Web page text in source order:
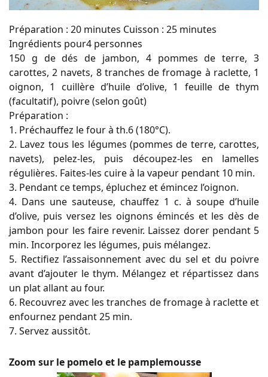
Préparation : 20 minutes Cuisson : 25 minutes
Ingrédients pour4 personnes
150 g de dés de jambon, 4 pommes de terre, 3
carottes, 2 navets, 8 tranches de fromage à raclette, 1
oignon, 1 cuillère d’huile d’olive, 1 feuille de thym
(facultatif), poivre (selon goût)
Préparation :
1. Préchauffez le four à th.6 (180°C).
2. Lavez tous les légumes (pommes de terre, carottes,
navets), pelez-les, puis découpez-les en lamelles
régulières. Faites-les cuire à la vapeur pendant 10 min.
3. Pendant ce temps, épluchez et émincez l’oignon.
4. Dans une sauteuse, chauffez 1 c. à soupe d’huile
d’olive, puis versez les oignons émincés et les dès de
jambon pour les faire revenir. Laissez dorer pendant 5
min. Incorporez les légumes, puis mélangez.
5. Rectifiez l’assaisonnement avec du sel et du poivre
avant d’ajouter le thym. Mélangez et répartissez dans
un plat allant au four.
6. Recouvrez avec les tranches de fromage à raclette et
enfournez pendant 25 min.
7. Servez aussitôt.
Zoom sur le pomelo et le pamplemousse